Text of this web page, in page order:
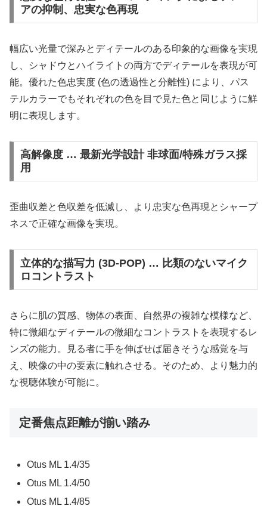
アの抑制、忠実な色再現
幅広い光量で深みとディテールのある印象的な画像を実現
し、シャドウとハイライトの両方でディテールを表現が可
能。優れた色忠実度 (色の透過性と分離性) により、パス
テルカラーでもそれぞれの色を目で見た色と同じように鮮
明に表現します。
高解像度 … 最新光学設計 非球面/特殊ガラス採
用
歪曲収差と色収差を低減し、より忠実な色再現とシャープ
ネスで正確な画像を実現。
立体的な描写力 (3D-POP) … 比類のないマイク
ロコントラスト
さらに肌の質感、物体の表面、自然界の複雑な模様など、
特に微細なディテールの微細なコントラストを表現するレ
ンズの能力。見る者に手を伸ばせば届きそうな感覚を与
え、映像の中の要素に触れさせる。そのため、より魅力的
な視聴体験が可能に。
定番焦点距離が揃い踏み
Otus ML 1.4/35
Otus ML 1.4/50
Otus ML 1.4/85